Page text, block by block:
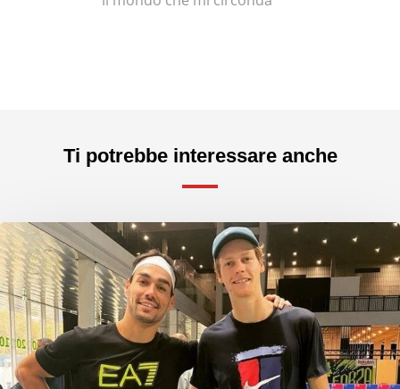
Ti potrebbe interessare anche